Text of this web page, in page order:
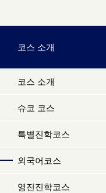
코스 소개
코스 소개
슈코 코스
특별진학코스
외국어코스
영진진학코스